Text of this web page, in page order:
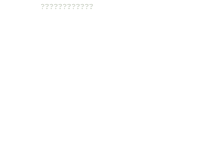
❓❓❓❓❓❓❓❓❓❓❓❓